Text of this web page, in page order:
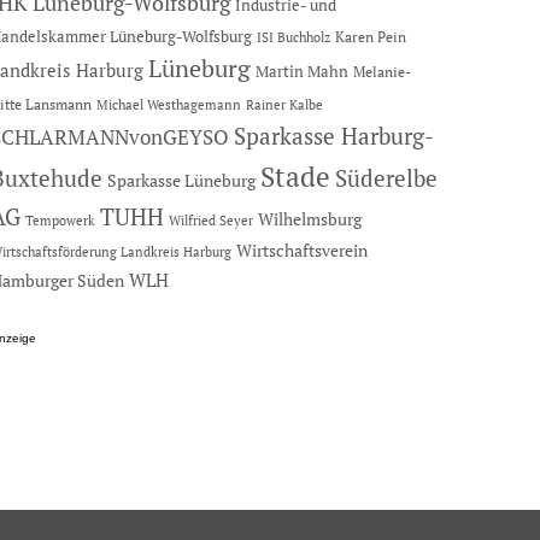
Industrie- und
Lüneburg-Wolfsburg ISI Buchholz Karen Pein
Harburg Lüneburg Martin Mahn Melanie-
Lansmann Michael Westhagemann Rainer Kalbe
Sparkasse Harburg-
Sparkasse Lüneburg Stade Süderelbe
Tempowerk TUHH Wilfried Seyer Wilhelmsburg
Landkreis Harburg Wirtschaftsverein
Süden WLH